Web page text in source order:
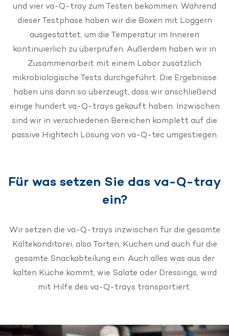
und vier va-Q-tray zum Testen bekommen. Während
dieser Testphase haben wir die Boxen mit Loggern
ausgestattet, um die Temperatur im Inneren
kontinuierlich zu überprüfen. Außerdem haben wir in
Zusammenarbeit mit einem Labor zusätzlich
mikrobiologische Tests durchgeführt. Die Ergebnisse
haben uns dann so überzeugt, dass wir anschließend
einige hundert va-Q-trays gekauft haben. Inzwischen
sind wir in verschiedenen Bereichen komplett auf die
passive Hightech Lösung von va-Q-tec umgestiegen.
Für was setzen Sie das va-Q-tray
ein?
Wir setzen die va-Q-trays inzwischen für die gesamte
Kältekonditorei, also Torten, Kuchen und auch für die
gesamte Snackabteilung ein. Auch alles was aus der
kalten Küche kommt, wie Salate oder Dressings, wird
mit Hilfe des va-Q-trays transportiert.